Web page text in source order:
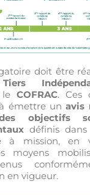
doit être
le COFRAC. Ces
émettre un avis
des objectifs
définis
à mission, en
moyens
en vigueur.